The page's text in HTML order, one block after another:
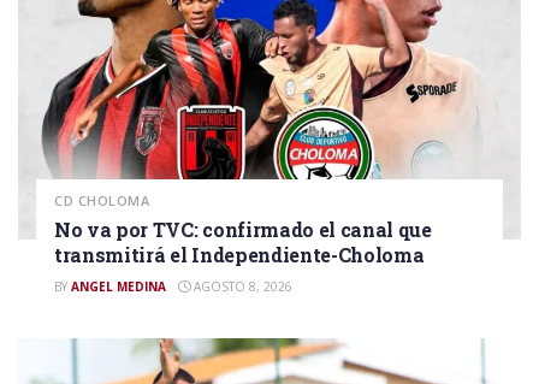
CD CHOLOMA
No va por TVC: confirmado el canal que
transmitirá el Independiente-Choloma
BY ANGEL MEDINA AGOSTO 8, 2026